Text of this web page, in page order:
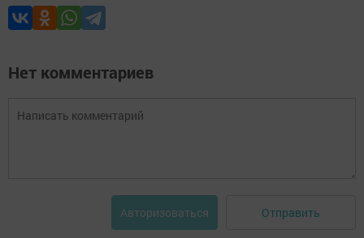
Нет комментариев
Авторизоваться Отправить